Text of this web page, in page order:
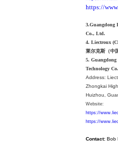
https://
3.Guangdong
Co., Ltd.
4. Liectroux
莱尔克斯（中
5.
Technology
Address:
Zhongkai
Huizhou,
Website:
https://
https://
Contact:Bob